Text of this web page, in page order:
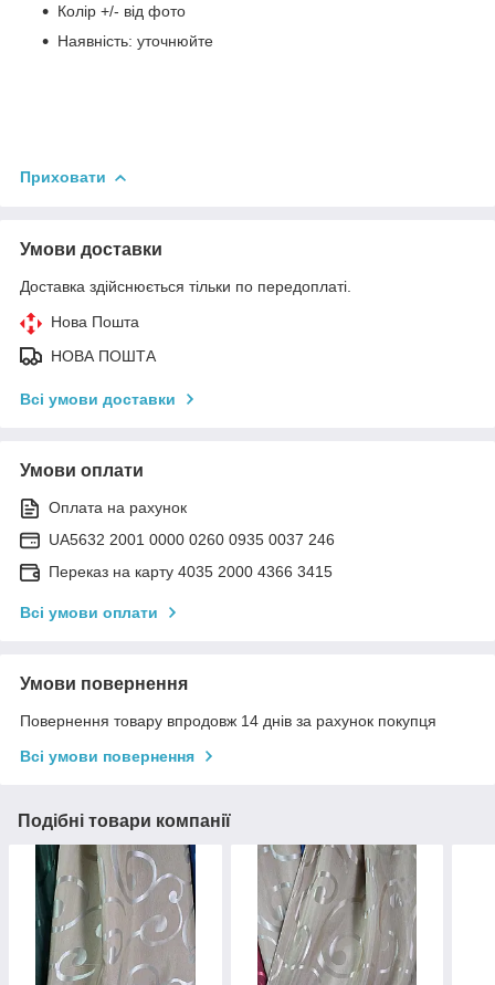
Колір +/- від фото
Наявність: уточнюйте
Приховати
Умови доставки
Доставка здійснюється тільки по передоплаті.
Нова Пошта
НОВА ПОШТА
Всі умови доставки
Умови оплати
Оплата на рахунок
UA5632 2001 0000 0260 0935 0037 246
Переказ на карту 4035 2000 4366 3415
Всі умови оплати
Умови повернення
Повернення товару впродовж 14 днів за рахунок покупця
Всі умови повернення
Подібні товари компанії